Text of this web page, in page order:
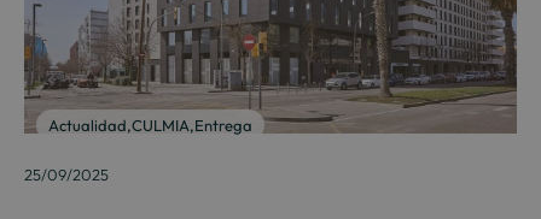
Actualidad,CULMIA,Entrega
25/09/2025